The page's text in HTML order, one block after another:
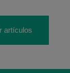
artículos